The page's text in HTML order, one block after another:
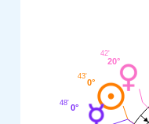
20°
42'
0°
43'
0°
48'